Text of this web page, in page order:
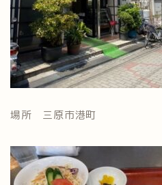
場所 三原市港町